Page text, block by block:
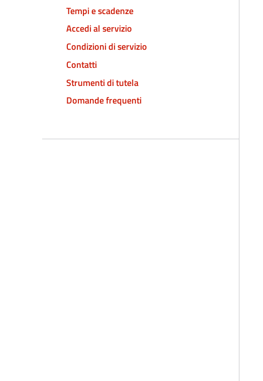
Tempi e scadenze
Accedi al servizio
Condizioni di servizio
Contatti
Strumenti di tutela
Domande frequenti